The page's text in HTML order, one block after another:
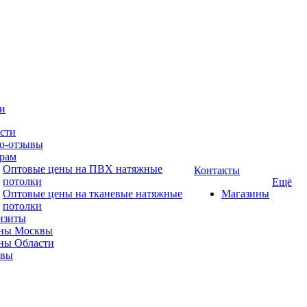
отзывы
Оптовые цены на ПВХ натяжные
потолки
Оптовые цены на тканевые натяжные
потолки
Москвы
Области
Контакты
Магазины
Ещё